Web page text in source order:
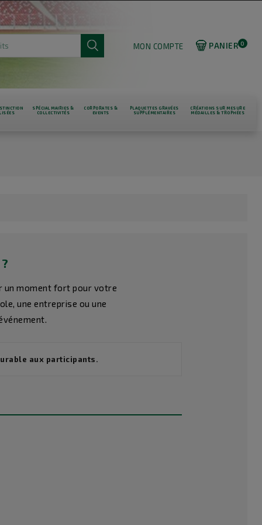
PANIER 0
MON COMPTE
SPÉCIAL MAIRIES &
COLLECTIVITÉS
CORPORATES &
EVENTS
PLAQUETTES GRAVÉES
SUPPLÉMENTAIRES
CRÉATIONS SUR MESURE
MÉDAILLES & TROPHÉES
un moment fort pour votre
une entreprise ou une
aux participants.